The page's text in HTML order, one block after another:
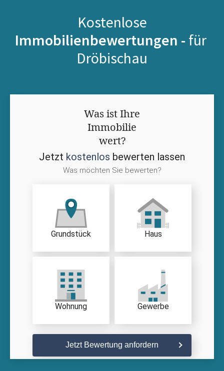
Kostenlose
Immobilienbewertungen - für
Dröbischau
Was ist Ihre
Immobilie
wert?
Jetzt kostenlos bewerten lassen
Was möchten Sie bewerten?
Grundstück Haus
Wohnung Gewerbe
Jetzt Bewertung anfordern